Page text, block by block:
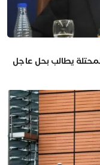
يطالب بحل عاجل